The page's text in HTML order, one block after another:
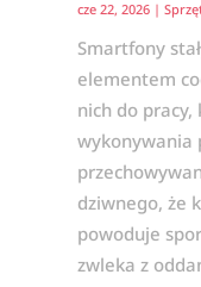
cze 22, 2026|
Smartfony
elementem
nich do
wykonywania
dziwnego, że
powoduje
zwleka z